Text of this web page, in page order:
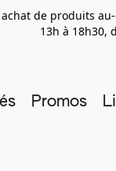
de produits
13h à 18h30,
Promos